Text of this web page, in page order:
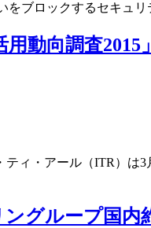
ブロックするセキュ
動向調査2015
ティ・アール（ITR）
グループ国内